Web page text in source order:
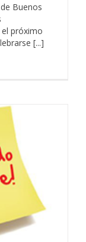
Buenos
próximo
[...]